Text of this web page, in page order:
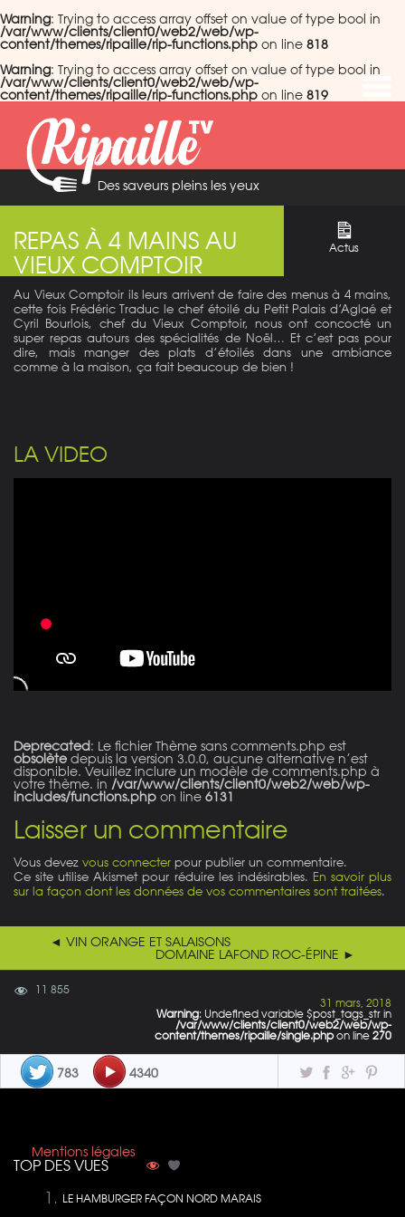
Warning: Trying to access array offset on value of type bool in
/var/www/clients/client0/web2/web/wp-
content/themes/ripaille/rip-functions.php on line 818
Warning: Trying to access array offset on value of type bool in
/var/www/clients/client0/web2/web/wp-
content/themes/ripaille/rip-functions.php on line 819
Des saveurs pleins les yeux
REPAS À 4 MAINS AU
VIEUX COMPTOIR
Actus
Au Vieux Comptoir ils leurs arrivent de faire des menus à 4 mains,
cette fois Frédéric Traduc le chef étoilé du Petit Palais d’Aglaé et
Cyril Bourlois, chef du Vieux Comptoir, nous ont concocté un
super repas autours des spécialités de Noël… Et c’est pas pour
dire, mais manger des plats d’étoilés dans une ambiance
comme à la maison, ça fait beaucoup de bien !
LA VIDEO
Deprecated: Le fichier Thème sans comments.php est
obsolète depuis la version 3.0.0, aucune alternative n’est
disponible. Veuillez inclure un modèle de comments.php à
votre thème. in /var/www/clients/client0/web2/web/wp-
includes/functions.php on line 6131
Laisser un commentaire
Vous devez vous connecter pour publier un commentaire.
Ce site utilise Akismet pour réduire les indésirables. En savoir plus
sur la façon dont les données de vos commentaires sont traitées.
◄ VIN ORANGE ET SALAISONS
DOMAINE LAFOND ROC-ÉPINE ►
11 855
31 mars, 2018
Warning: Undefined variable $post_tags_str in
/var/www/clients/client0/web2/web/wp-
content/themes/ripaille/single.phpon line 270
783 4340
Mentions légales
TOP DES VUES
LE HAMBURGER FAÇON NORD MARAIS